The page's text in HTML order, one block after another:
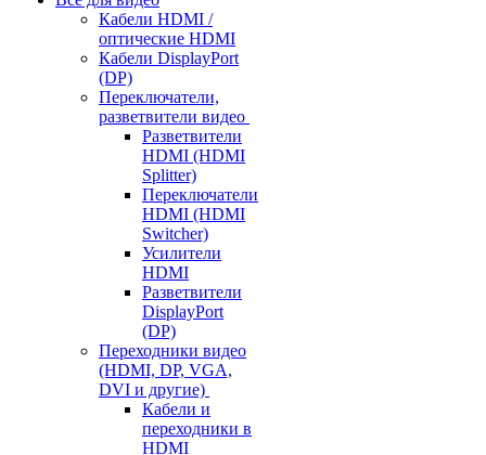
Кабели HDMI /
оптические HDMI
Кабели DisplayPort
(DP)
Переключатели,
разветвители видео
Разветвители
HDMI (HDMI
Splitter)
Переключатели
HDMI (HDMI
Switcher)
Усилители
HDMI
Разветвители
DisplayPort
(DP)
Переходники видео
(HDMI, DP, VGA,
DVI и другие)
Кабели и
переходники в
HDMI